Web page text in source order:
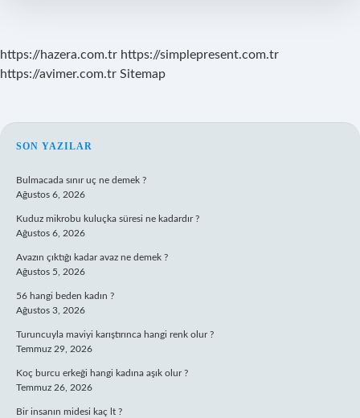
https://hazera.com.tr https://simplepresent.com.tr
https://avimer.com.tr Sitemap
SIDEBAR
SON YAZILAR
Bulmacada sınır uç ne demek ?
Ağustos 6, 2026
Kuduz mikrobu kuluçka süresi ne kadardır ?
Ağustos 6, 2026
Avazın çıktığı kadar avaz ne demek ?
Ağustos 5, 2026
56 hangi beden kadın ?
Ağustos 3, 2026
Turuncuyla maviyi karıştırınca hangi renk olur ?
Temmuz 29, 2026
Koç burcu erkeği hangi kadına aşık olur ?
Temmuz 26, 2026
Bir insanın midesi kaç lt ?